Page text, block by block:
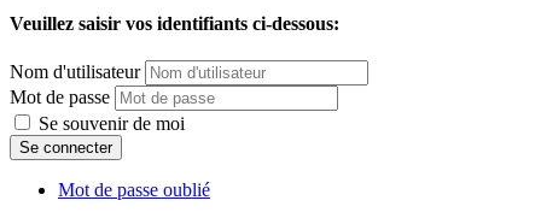
Veuillez saisir vos identifiants ci-dessous:
Nom d'utilisateur
Mot de passe
Se souvenir de moi
Mot de passe oublié